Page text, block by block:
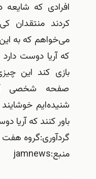
افرادی که شایعه
کردند منتقدان
می‌خواهم که به
که آریا دوست دارد
بازی کند این
صفحه شخصی
شنیده‌ایم
باور کنند که آریا
گردآوری:گروه
منبع:jamnews